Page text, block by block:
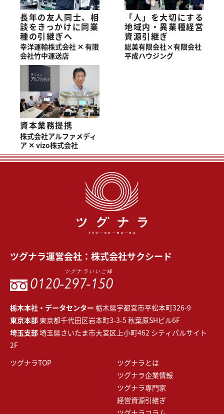
長年の友人同士、相
談をきっかけに同業
種の引継ぎへ
幸洋運輸株式会社 ✕ 有限
会社竹中運送店
「人」を大切にする
地域内・異業種経営
資源引継ぎ
総美有限会社×有限会社
平成ハウジング
資本業務提携
株式会社アルファメディ
ア ✕ vizo株式会社
ツグナラ運営会社： 株式会社サクシード
0120-297-150
ツグナラいいご縁
栃木本社・データセンター 栃木県宇都宮市平松本町326-9
東京本部 東京都千代田区岩本町3-3-5 秋葉原SHビル6F
埼玉支部埼玉県さいたま市大宮区上小町462 シティパルサイト
2F
ツグナラTOP
ツグナラとは
ツグナラ企業情報
ツグナラ専門家
経営資源引継ぎ